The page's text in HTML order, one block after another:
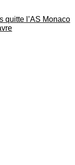
quitte l’AS Monaco